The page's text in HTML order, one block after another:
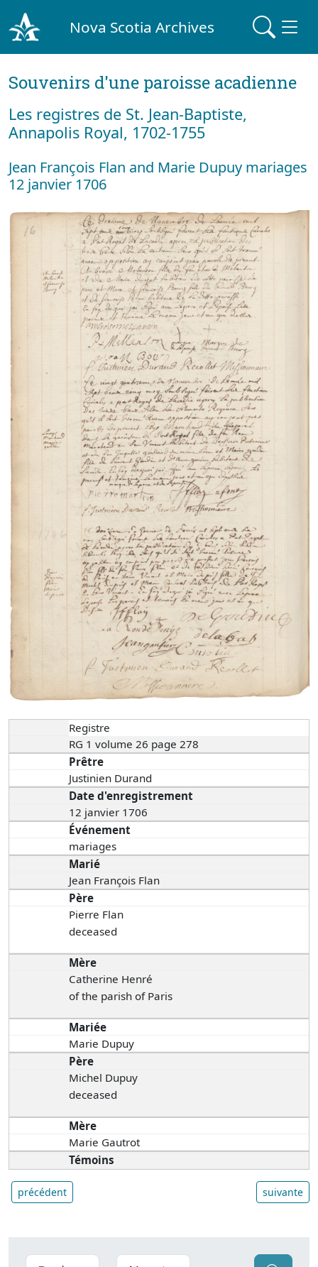
Nova Scotia Archives
Souvenirs d'une paroisse acadienne
Les registres de St. Jean-Baptiste,
Annapolis Royal, 1702-1755
Jean François Flan and Marie Dupuy mariages
12 janvier 1706
Registre
RG 1 volume 26 page 278
Prêtre
Justinien Durand
Date d'enregistrement
12 janvier 1706
Événement
mariages
Marié
Jean François Flan
Père
Pierre Flan
deceased
Mère
Catherine Henré
of the parish of Paris
Mariée
Marie Dupuy
Père
Michel Dupuy
deceased
Mère
Marie Gautrot
Témoins
précédent suivante